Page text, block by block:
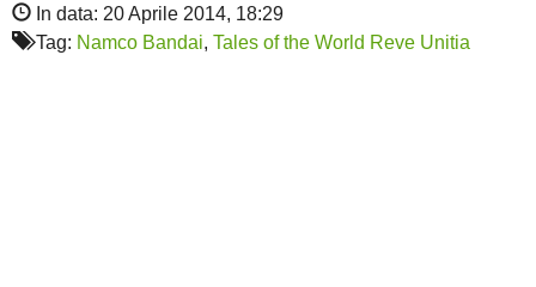
In data: 20 Aprile 2014, 18:29
Tag: Namco Bandai, Tales of the World Reve Unitia